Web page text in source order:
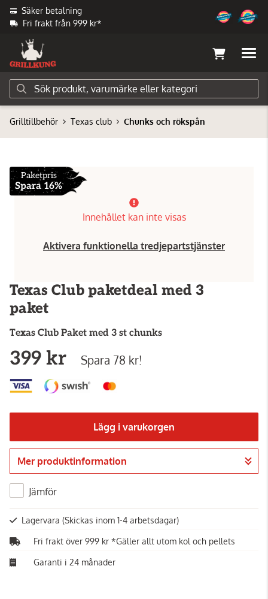
Säker betalning
Fri frakt från 999 kr*
Grilltillbehör Texas club Chunks och rökspån
Paketpris
Spara 16%
Innehållet kan inte visas
Aktivera funktionella tredjepartstjänster
Texas Club paketdeal med 3
paket
Texas Club Paket med 3 st chunks
399 kr Spara 78 kr!
Lägg i varukorgen
Gå till kassan
Mer produktinformation
Jämför
Lagervara (Skickas inom 1-4 arbetsdagar)
Fri frakt över 999 kr *Gäller allt utom kol och pellets
Garanti i 24 månader